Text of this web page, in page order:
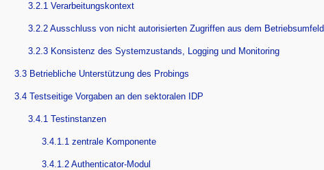
3.2.1 Verarbeitungskontext
3.2.2 Ausschluss von nicht autorisierten Zugriffen aus dem Betriebsumfeld
3.2.3 Konsistenz des Systemzustands, Logging und Monitoring
3.3 Betriebliche Unterstützung des Probings
3.4 Testseitige Vorgaben an den sektoralen IDP
3.4.1 Testinstanzen
3.4.1.1 zentrale Komponente
3.4.1.2 Authenticator-Modul